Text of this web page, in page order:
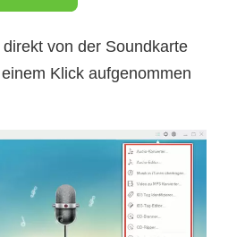
von der Soundkarte
Klick aufgenommen